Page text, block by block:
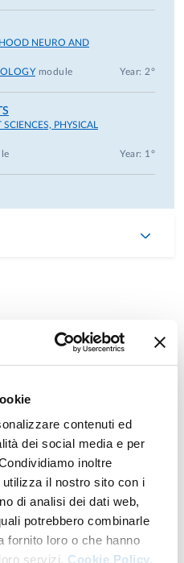
contenuti ed
dei social media e per
inoltre
il nostro sito con i
di analisi dei dati web,
potrebbero combinarle
fornito loro o che hanno
servizi. Cookie Policy.
NEURO AND
module Year: 2°
SCIENCES, PHYSICAL
Year: 1°
others’ action in the
Ismaiel E.; Ballestrazzi
Ferroni C. G.; Livi A.;